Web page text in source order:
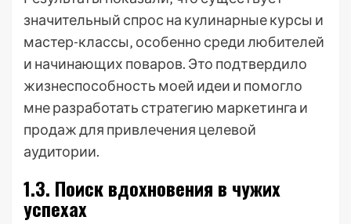
значительный спрос на кулинарные курсы и
мастер-классы‚ особенно среди любителей
и начинающих поваров. Это подтвердило
жизнеспособность моей идеи и помогло
мне разработать стратегию маркетинга и
продаж для привлечения целевой
аудитории.
1.3. Поиск вдохновения в чужих
успехах